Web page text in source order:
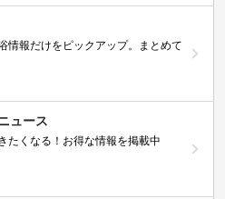
情報だけをピックアップ。まとめて
ュース
たくなる！お得な情報を掲載中